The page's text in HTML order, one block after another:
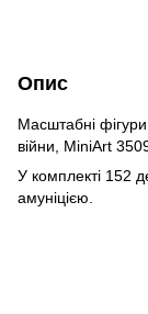
Опис
Масштабні фігури
війни, MiniArt
У комплекті 152
амуніцією.